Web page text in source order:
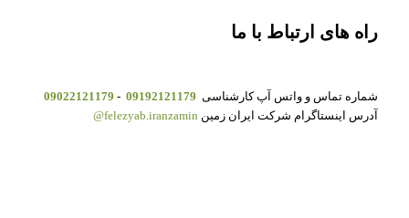
راه های ارتباط با ما
شماره تماس و واتس آپ کارشناسی 09192121179
-
09022121179
آدرس اینستاگرام شرکت ایران زمین felezyab.iranzamin@